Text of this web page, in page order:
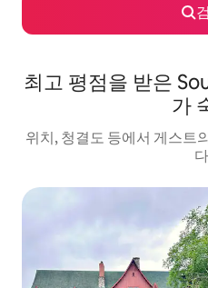
최고 평점을 받은
가
위치, 청결도 등에서 게스트